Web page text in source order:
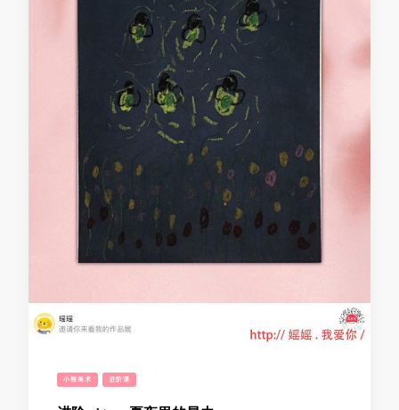
小熊美术 进阶课